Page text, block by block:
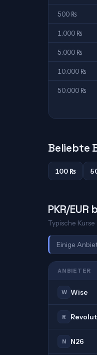
500 ₨
1.000 ₨
5.000 ₨
10.000 ₨
50.000 ₨
Beliebte
100 ₨
PKR/
Typische
Einige
ANBIETER
W Wise
R Revolut
N N26